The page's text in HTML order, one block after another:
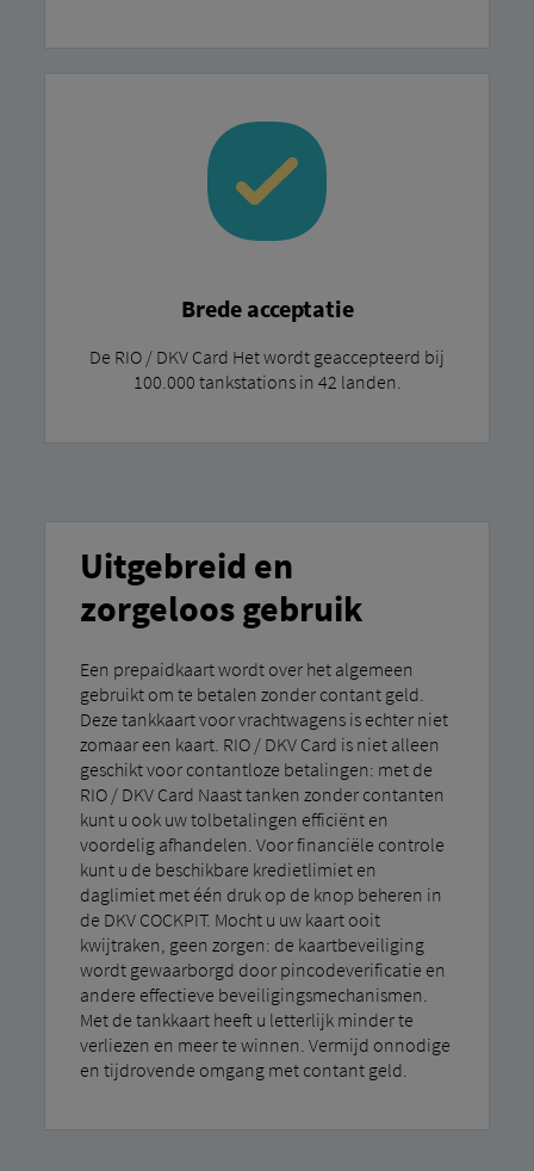
Brede acceptatie
De RIO / DKV Card Het wordt geaccepteerd bij
100.000 tankstations in 42 landen.
Uitgebreid en
zorgeloos gebruik
Een prepaidkaart wordt over het algemeen
gebruikt om te betalen zonder contant geld.
Deze tankkaart voor vrachtwagens is echter niet
zomaar een kaart. RIO / DKV Card is niet alleen
geschikt voor contantloze betalingen: met de
RIO / DKV Card Naast tanken zonder contanten
kunt u ook uw tolbetalingen efficiënt en
voordelig afhandelen. Voor financiële controle
kunt u de beschikbare kredietlimiet en
daglimiet met één druk op de knop beheren in
de DKV COCKPIT. Mocht u uw kaart ooit
kwijtraken, geen zorgen: de kaartbeveiliging
wordt gewaarborgd door pincodeverificatie en
andere effectieve beveiligingsmechanismen.
Met de tankkaart heeft u letterlijk minder te
verliezen en meer te winnen. Vermijd onnodige
en tijdrovende omgang met contant geld.